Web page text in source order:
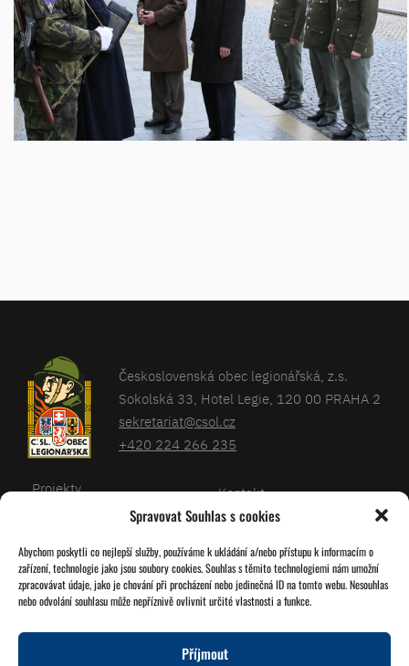
Spravovat Souhlas s cookies
Abychom poskytli co nejlepší služby, používáme k ukládání a/nebo přístupu k informacím o
zařízení, technologie jako jsou soubory cookies. Souhlas s těmito technologiemi nám umožní
zpracovávat údaje, jako je chování při procházení nebo jedinečná ID na tomto webu. Nesouhlas
nebo odvolání souhlasu může nepříznivě ovlivnit určité vlastnosti a funkce.
Příjmout
Československá obec legionářská, z.s.
Sokolská 33, Hotel Legie, 120 00 PRAHA 2
sekretariat@csol.cz
+420 224 266 235
Projekty
Kalendář
O nás
Kontakt
Databáze legionářů
Pro členy
Zásady cookies